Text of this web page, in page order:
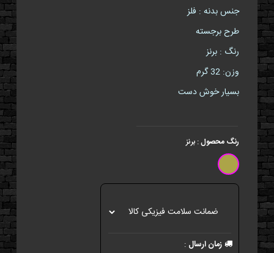
جنس بدنه : فلز
طرح برجسته
رنگ : برنز
وزن: 32 گرم
بسیار خوش دست
رنگ محصول: برنز
زمان ارسال :